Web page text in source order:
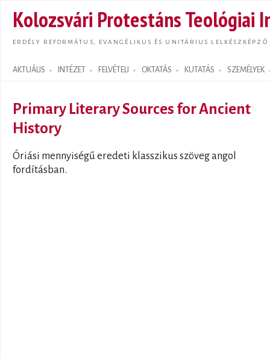
Kolozsvári Protestáns Teológiai
ERDÉLY REFORMÁTUS, EVANGÉLIKUS ÉS UNITÁRIUS LELKÉSZKÉPZŐ
AKTUÁLIS INTÉZET FELVÉTELI OKTATÁS KUTATÁS SZEMÉLYEK
Search form
Primary Literary Sources for Ancient
History
Óriási mennyiségű eredeti klasszikus szöveg angol
fordításban.